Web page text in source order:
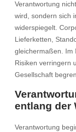
Verantwortung
wird, sondern sich
widerspiegelt.
Lieferketten,
gleichermaßen. Im
Risiken verringern
Gesellschaft
entlang der
Verantwortung